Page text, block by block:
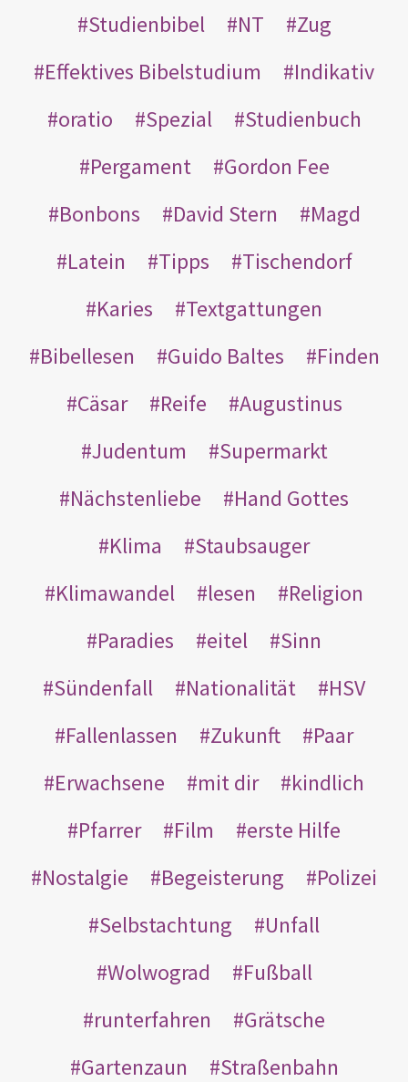
Studienbibel
NT
Zug
Effektives Bibelstudium
Indikativ
oratio
Spezial
Studienbuch
Pergament
Gordon Fee
Bonbons
David Stern
Magd
Latein
Tipps
Tischendorf
Karies
Textgattungen
Bibellesen
Guido Baltes
Finden
Cäsar
Reife
Augustinus
Judentum
Supermarkt
Nächstenliebe
Hand Gottes
Klima
Staubsauger
Klimawandel
lesen
Religion
Paradies
eitel
Sinn
Sündenfall
Nationalität
HSV
Fallenlassen
Zukunft
Paar
Erwachsene
mit dir
kindlich
Pfarrer
Film
erste Hilfe
Nostalgie
Begeisterung
Polizei
Selbstachtung
Unfall
Wolwograd
Fußball
runterfahren
Grätsche
Gartenzaun
Straßenbahn